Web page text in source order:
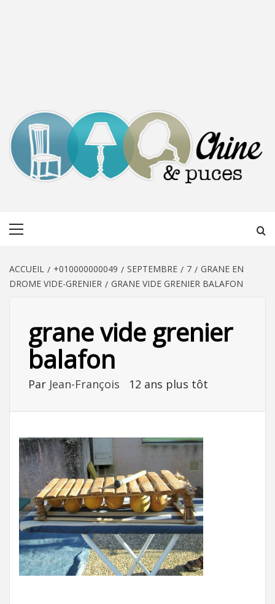
ACCUEIL +010000000049 SEPTEMBRE 7
GRANE EN
DROME VIDE-GRENIER
GRANE VIDE GRENIER BALAFON
grane vide grenier
balafon
Par Jean-François 12 ans plus tôt